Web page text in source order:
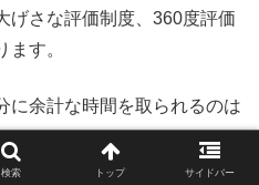
げさな評価制度、360度評価
す。
に余計な時間を取られるのは
産性を上げるほうに注力しよ
検索 トップ サイドバー